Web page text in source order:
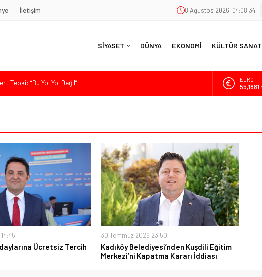
İletişim 8 Ağustos 2026, 04:08:35
SİYASET DÜNYA EKONOMİ KÜLTÜR SANAT
“Enerjimizi Hizmete Değil, Krizlere Harcadık”
Dolu Veda Gecesi
Tepki: “Bu Yol Yol Değil”
EURO
55,1881
Ücretsiz Tercih
30 Temmuz 2026 23:50
Kadıköy Belediyesi’nden Kuşdili Eğitim
Merkezi’ni Kapatma Kararı İddiası